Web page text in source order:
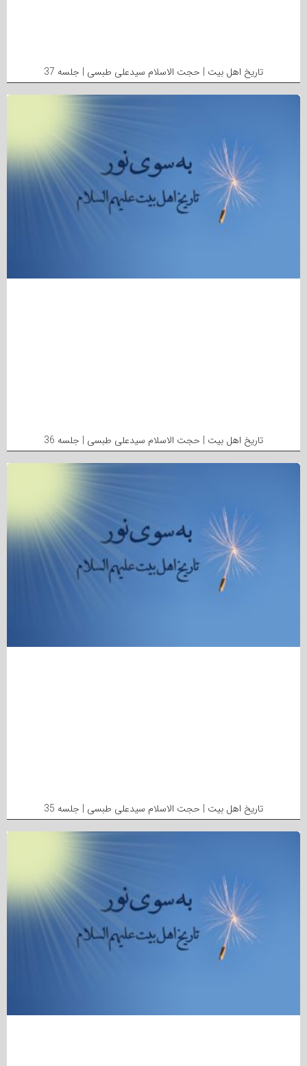
تاریخ اهل بیت | حجت الاسلام سیدعلی طبسی | جلسه 37
تاریخ اهل بیت | حجت الاسلام سیدعلی طبسی | جلسه 36
تاریخ اهل بیت | حجت الاسلام سیدعلی طبسی | جلسه 35